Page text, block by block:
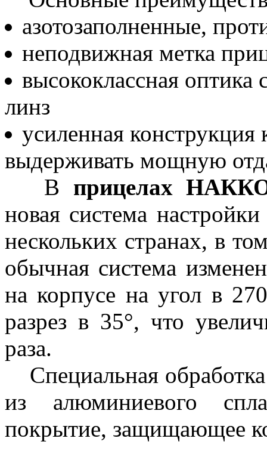
азотозаполненные,
неподвижная метка
высококлассная
линз
усиленная
выдерживать мощную
В прицелах
новая система
нескольких странах, в
обычная система
на корпусе на угол в
разрез в 35°, что
раза.
Специальная
из алюминиевого
покрытие, защищающее